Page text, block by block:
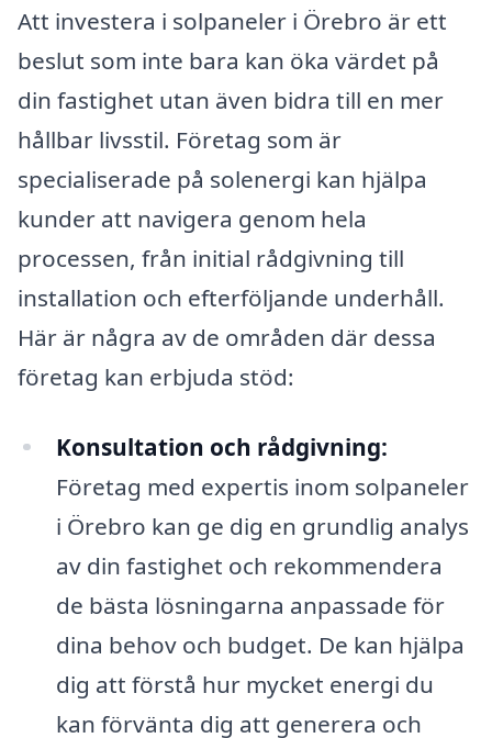
Att investera i solpaneler i Örebro är ett
beslut som inte bara kan öka värdet på
din fastighet utan även bidra till en mer
hållbar livsstil. Företag som är
specialiserade på solenergi kan hjälpa
kunder att navigera genom hela
processen, från initial rådgivning till
installation och efterföljande underhåll.
Här är några av de områden där dessa
företag kan erbjuda stöd:
Konsultation och rådgivning:
Företag med expertis inom solpaneler
i Örebro kan ge dig en grundlig analys
av din fastighet och rekommendera
de bästa lösningarna anpassade för
dina behov och budget. De kan hjälpa
dig att förstå hur mycket energi du
kan förvänta dig att generera och